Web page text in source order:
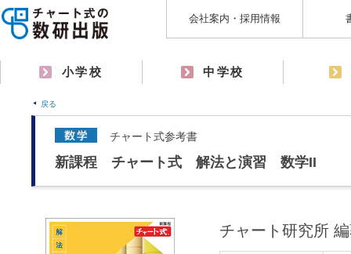
会社案内・採用情報
小学校 中学校
戻る
チャート式参考書
新課程 チャート式 解法と演習 数学II
チャート研究所